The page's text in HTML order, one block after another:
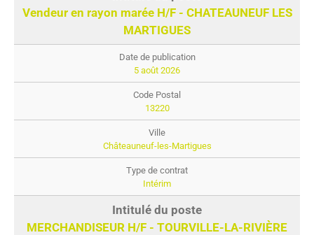
Vendeur en rayon marée H/F - CHATEAUNEUF LES
MARTIGUES
5 août 2026
13220
Châteauneuf-les-Martigues
Intérim
MERCHANDISEUR H/F - TOURVILLE-LA-RIVIÈRE